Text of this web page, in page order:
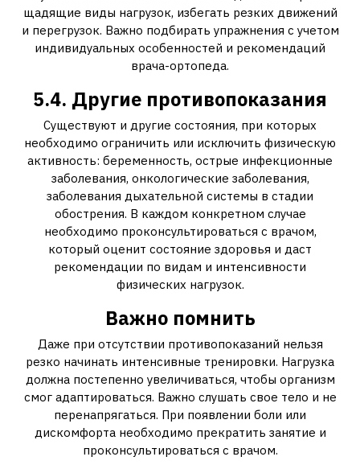
щадящие виды нагрузок, избегать резких движений
и перегрузок. Важно подбирать упражнения с учетом
индивидуальных особенностей и рекомендаций
врача-ортопеда.
5.4. Другие противопоказания
Существуют и другие состояния, при которых
необходимо ограничить или исключить физическую
активность: беременность, острые инфекционные
заболевания, онкологические заболевания,
заболевания дыхательной системы в стадии
обострения. В каждом конкретном случае
необходимо проконсультироваться с врачом,
который оценит состояние здоровья и даст
рекомендации по видам и интенсивности
физических нагрузок.
Важно помнить
Даже при отсутствии противопоказаний нельзя
резко начинать интенсивные тренировки. Нагрузка
должна постепенно увеличиваться, чтобы организм
смог адаптироваться. Важно слушать свое тело и не
перенапрягаться. При появлении боли или
дискомфорта необходимо прекратить занятие и
проконсультироваться с врачом.